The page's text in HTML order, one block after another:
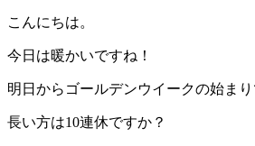
こんにちは。
今日は暖かいですね！
明日からゴールデンウイークの始まり
長い方は10連休ですか？